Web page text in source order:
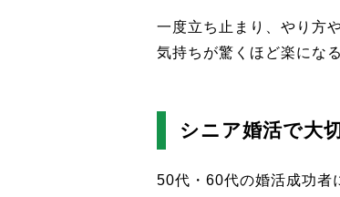
一度立ち止まり、やり方
気持ちが驚くほど楽にな
シニア婚活で大
50代・60代の婚活成功者